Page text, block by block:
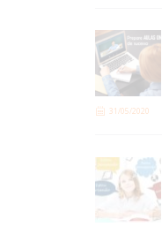
31/05/2020